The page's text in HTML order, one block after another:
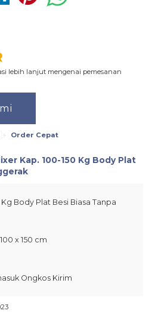
lebih lanjut mengenai pemesanan
Order Cepat
Kap. 100-150 Kg Body Plat
Body Plat Besi Biasa Tanpa
x 150 cm
Ongkos Kirim